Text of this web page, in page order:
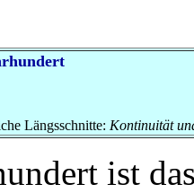
Längsschnitte: Kontinuität
ist